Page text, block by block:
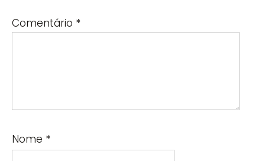
Comentário *
Nome *